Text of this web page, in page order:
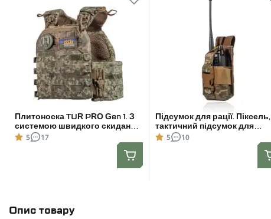
Опис товару
Плитоноска TUR PRO Gen 1. З
системою швидкого скидання,
для бронеплит розміром
5 17
Підсумок для рації. Піксель,
тактичний підсумок для
Motorola 4400/4800
5 10